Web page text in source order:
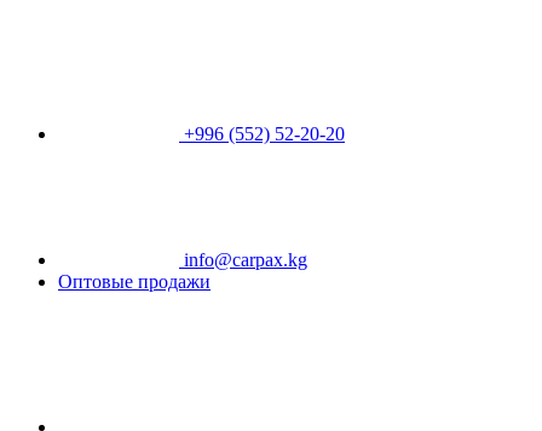
+996 (552) 52-20-20
info@carpax.kg
Оптовые продажи